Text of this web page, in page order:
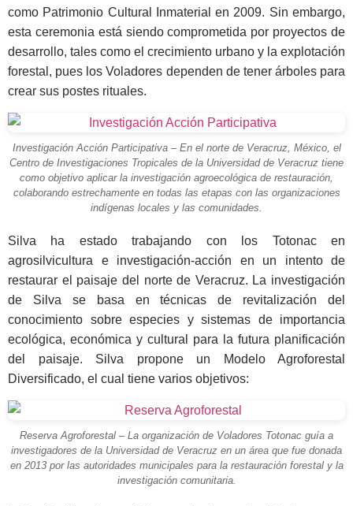
como Patrimonio Cultural Inmaterial en 2009. Sin embargo,
esta ceremonia está siendo comprometida por proyectos de
desarrollo, tales como el crecimiento urbano y la explotación
forestal, pues los Voladores dependen de tener árboles para
crear sus postes rituales.
Investigación Acción Participativa – En el norte de Veracruz, México, el
Centro de Investigaciones Tropicales de la Universidad de Veracruz tiene
como objetivo aplicar la investigación agroecológica de restauración,
colaborando estrechamente en todas las etapas con las organizaciones
indígenas locales y las comunidades.
Silva ha estado trabajando con los Totonac en
agrosilvicultura e investigación-acción en un intento de
restaurar el paisaje del norte de Veracruz. La investigación
de Silva se basa en técnicas de revitalización del
conocimiento sobre especies y sistemas de importancia
ecológica, económica y cultural para la futura planificación
del paisaje. Silva propone un Modelo Agroforestal
Diversificado, el cual tiene varios objetivos:
Reserva Agroforestal – La organización de Voladores Totonac guía a
investigadores de la Universidad de Veracruz en un área que fue donada
en 2013 por las autoridades municipales para la restauración forestal y la
investigación comunitaria.